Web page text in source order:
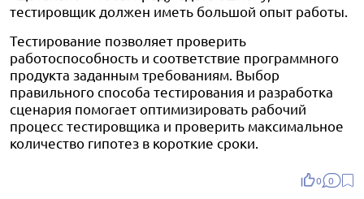
тестировщик должен иметь большой опыт работы.
Тестирование позволяет проверить
работоспособность и соответствие программного
продукта заданным требованиям. Выбор
правильного способа тестирования и разработка
сценария помогает оптимизировать рабочий
процесс тестировщика и проверить максимальное
количество гипотез в короткие сроки.
0 0